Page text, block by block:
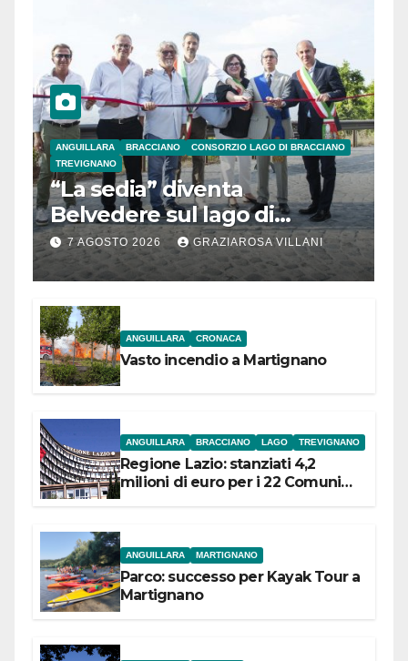
ANGUILLARA BRACCIANO
CONSORZIO LAGO DI BRACCIANO
TREVIGNANO
“La sedia” diventa
Belvedere sul lago di
Bracciano: ieri
l’inaugurazione
7 AGOSTO 2026 GRAZIAROSA VILLANI
ANGUILLARA CRONACA
Vasto incendio a Martignano
ANGUILLARA BRACCIANO LAGO TREVIGNANO
Regione Lazio: stanziati 4,2
milioni di euro per i 22 Comuni
ANGUILLARA MARTIGNANO
Parco: successo per Kayak Tour a
Martignano